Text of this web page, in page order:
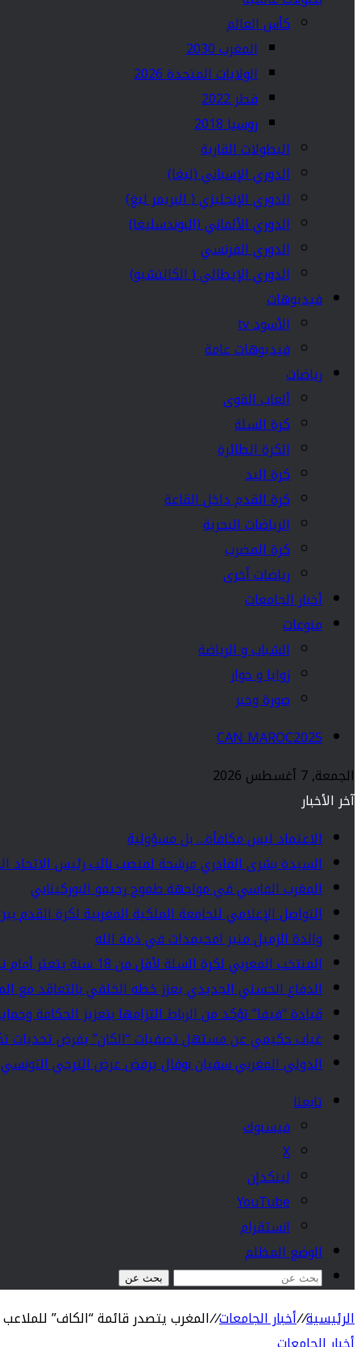
كأس العالم
المغرب 2030
الولايات المتحدة 2026
قطر 2022
روسيا 2018
البطولات القارية
الدوري الإسباني (ليغا)
الدوري الإنجليزي ( البريمر ليغ)
الدوري الألماني (البوندسليغا)
الدوري الفرنسي
الدوري الإيطالي ( الكالتشيو)
فيديوهات
الأسود tv
فيديوهات عامة
رياضات
ألعاب القوى
كرة السلة
الكرة الطائرة
كرة اليد
كرة القدم داخل القاعة
الرياضات البحرية
كرة المضرب
رياضات أخرى
أخبار الجامعات
منوعات
الشباب و الرياضة
زوايا و حوار
صورة وخبر
CAN MAROC2025
الجمعة, 7 أغسطس 2026
آخر الأخبار
الاعتماد ليس مكافأة… بل مسؤولية
السيدة بشرى القادري مرشحة لمنصب نائب رئيس الاتحاد
المغرب الفاسي في مواجهة طموح رحيمو البوركينابي
التواصل الإعلامي للجامعة الملكية المغربية لكرة القدم
والدة الزميل منير امحيمدات في ذمة الله
المنتخب المغربي لكرة السلة لأقل من 18 سنة يتعثر أمام نظيره المالي في افتتاح بطولة إفريقيا بأبيدجان
الدفاع الحسني الجديدي يعزز خطه الخلفي بالتعاقد مع
قيادة “فيفا” تؤكد من الرباط التزامها بتعزيز الحكامة
غياب حكيمي عن مستهل تصفيات “الكان” يفرض تحديات
الدولي المغربي سفيان بوفال يرفض عرض الترجي التونسي
تابعنا
فيسبوك
‫X
لينكدإن
‫YouTube
انستقرام
الوضع المظلم
بحث عن
الرئيسية//أخبار الجامعات//المغرب يتصدر قائمة “الكاف”